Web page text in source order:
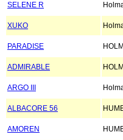
SELENE R
XUKO
PARADISE
ADMIRABLE
ARGO III
ALBACORE 56
AMOREN